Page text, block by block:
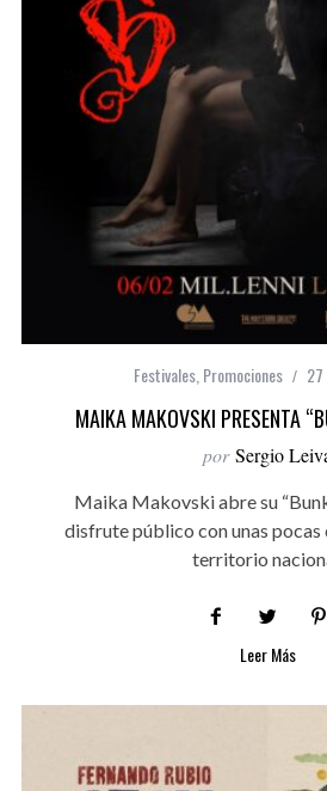
Festivales, Promociones
MAIKA MAKOVSKI PRESENTA
por Sergio
Maika Makovski abre su
disfrute público con unas pocas
territorio
Leer Más